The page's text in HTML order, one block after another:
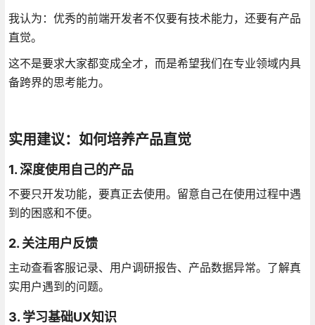
我认为：优秀的前端开发者不仅要有技术能力，还要有产品
直觉。
这不是要求大家都变成全才，而是希望我们在专业领域内具
备跨界的思考能力。
实用建议：如何培养产品直觉
1. 深度使用自己的产品
不要只开发功能，要真正去使用。留意自己在使用过程中遇
到的困惑和不便。
2. 关注用户反馈
主动查看客服记录、用户调研报告、产品数据异常。了解真
实用户遇到的问题。
3. 学习基础UX知识